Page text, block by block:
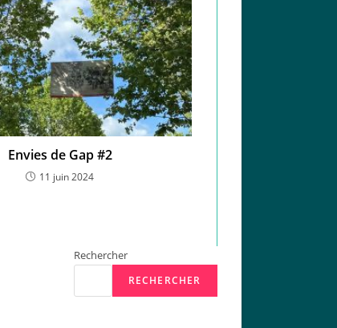
Envies de Gap #2
11 juin 2024
Rechercher
RECHERCHER